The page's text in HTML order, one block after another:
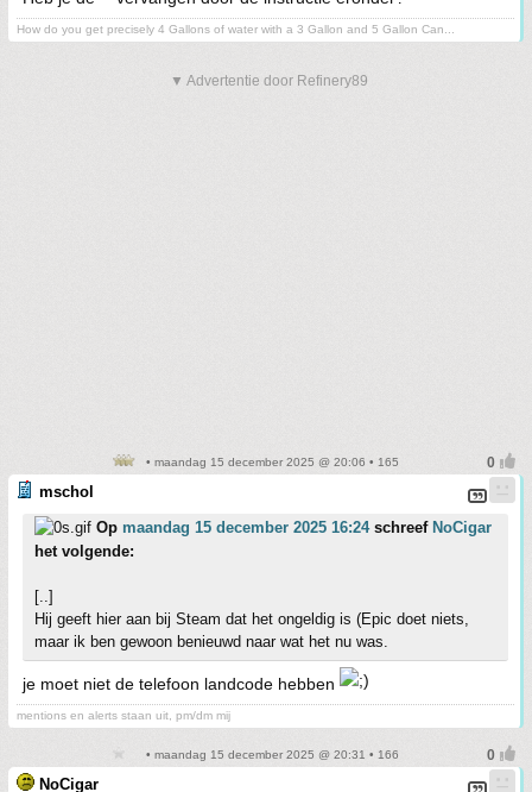
How do you get precisely 4 Gallons of water with a 3 Gallon and 5 Gallon Can...
▼ Advertentie door Refinery89
• maandag 15 december 2025 @ 20:06 • 165
mschol
Op maandag 15 december 2025 16:24schreef NoCigar
het volgende:
[..]
Hij geeft hier aan bij Steam dat het ongeldig is (Epic doet niets,
maar ik ben gewoon benieuwd naar wat het nu was.
je moet niet de telefoon landcode hebben
mentions en alerts staan uit, pm/dm mij
• maandag 15 december 2025 @ 20:31 • 166
NoCigar